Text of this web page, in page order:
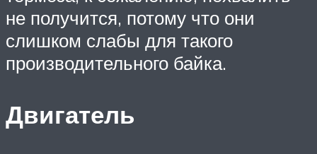
не получится, потому что они
слишком слабы для такого
производительного байка.
Двигатель